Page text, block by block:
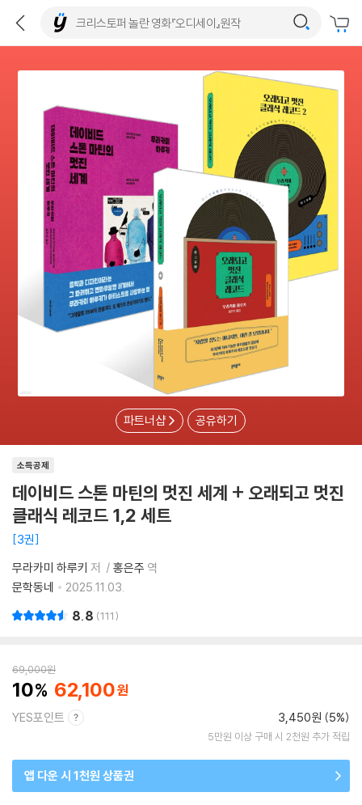
파트너샵 공유하기
소득공제
데이비드 스톤 마틴의 멋진 세계 + 오래되고 멋진
클래식 레코드 1,2 세트
3권
무라카미 하루키 저 홍은주 역
문학동네
2025.11.03.
8.8 111
69,000원
10 62,100
YES포인트 3,450원 (5%)
5만원 이상 구매 시 2천원 추가 적립
앱 다운 시 1천원 상품권